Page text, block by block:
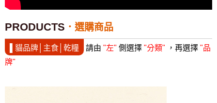
PRODUCTS 選購商品
▌貓品牌│主食│乾糧 請由 "左" 側選擇 "分類" ，再選擇 "品
牌"